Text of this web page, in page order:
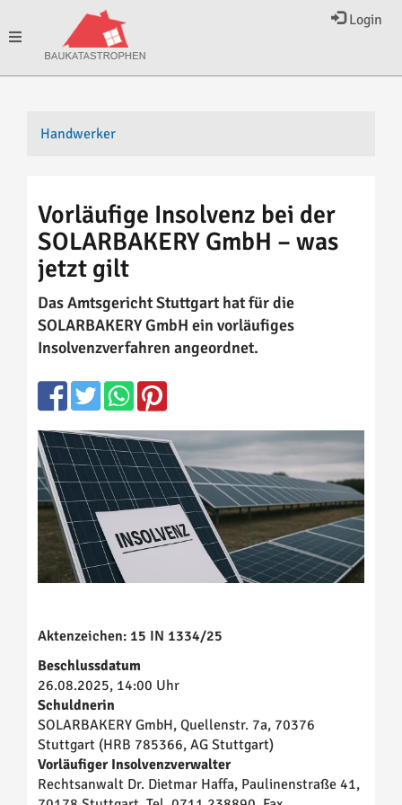
Login
Toggle
Handwerker
Vorläufige Insolvenz bei der
SOLARBAKERY GmbH – was
jetzt gilt
Das Amtsgericht Stuttgart hat für die
SOLARBAKERY GmbH ein vorläufiges
Insolvenzverfahren angeordnet.
Aktenzeichen: 15 IN 1334/25
Beschlussdatum
26.08.2025, 14:00 Uhr
Schuldnerin
SOLARBAKERY GmbH, Quellenstr. 7a, 70376
Stuttgart (HRB 785366, AG Stuttgart)
Vorläufiger Insolvenzverwalter
Rechtsanwalt Dr. Dietmar Haffa, Paulinenstraße 41,